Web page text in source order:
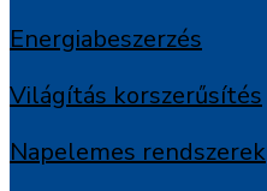
Energiabeszerzés
Világítás korszerűsítés
Napelemes rendszerek